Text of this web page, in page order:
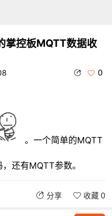
掌控板MQTT数据收
0
。一个简单的MQTT
还有MQTT参数。
分享 收藏 0